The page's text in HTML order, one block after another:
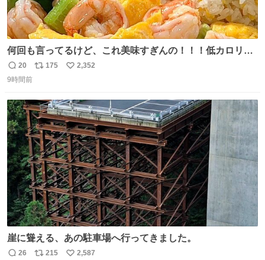
何回も言ってるけど、これ美味すぎんの！！！低カロリー
で満足感エグいから一生食べてる😭
返
信
20
リ
ト
数
175
い
数
2,352
9時間前
崖に聳える、あの駐車場へ行ってきました。
26 215 2,587